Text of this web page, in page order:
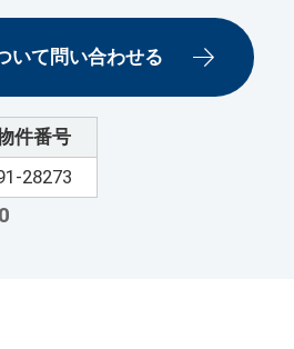
いて問い合わせる
件番号
28273